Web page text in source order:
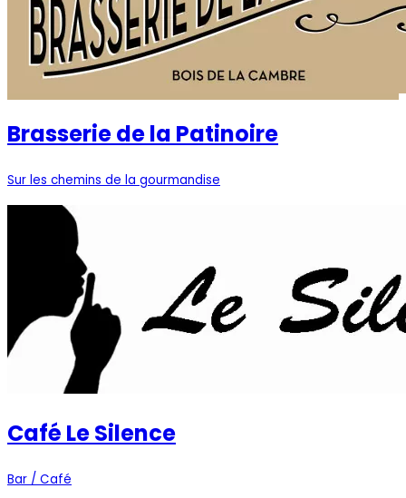
Brasserie de la Patinoire
Sur les chemins de la gourmandise
Café Le Silence
Bar / Café